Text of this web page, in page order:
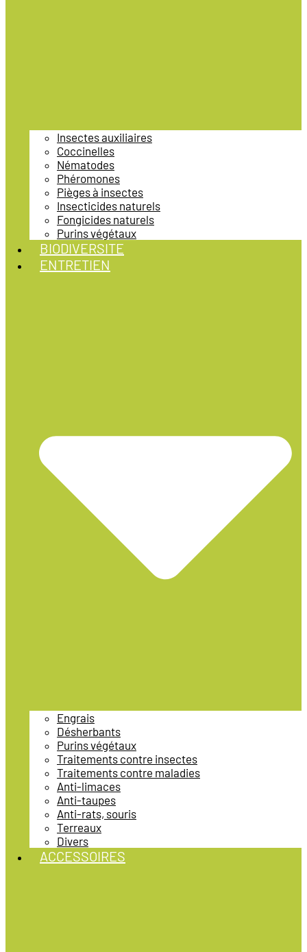
Insectes auxiliaires
Coccinelles
Nématodes
Phéromones
Pièges à insectes
Insecticides naturels
Fongicides naturels
Purins végétaux
BIODIVERSITE
ENTRETIEN
Engrais
Désherbants
Purins végétaux
Traitements contre insectes
Traitements contre maladies
Anti-limaces
Anti-taupes
Anti-rats, souris
Terreaux
Divers
ACCESSOIRES